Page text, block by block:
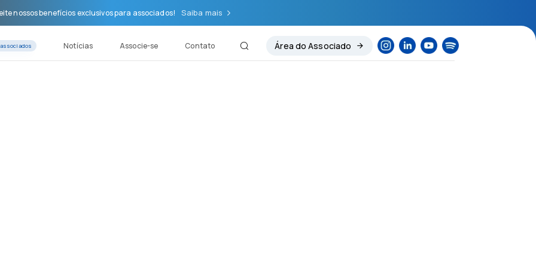
nossos benefícios exclusivos para associados! Saiba mais
Notícias Associe-se Contato Área do Associado